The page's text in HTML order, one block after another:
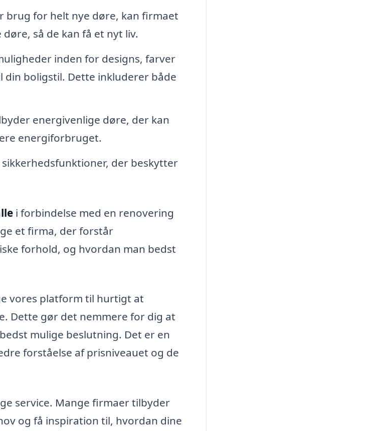
brug for helt nye døre, kan firmaet
så de kan få et nyt liv.
inden for designs, farver
din boligstil. Dette inkluderer både
energivenlige døre, der kan
energiforbruget.
der beskytter
i forbindelse med en renovering
et firma, der forstår
forhold, og hvordan man bedst
vores platform til hurtigt at
Dette gør det nemmere for dig at
mulige beslutning. Det er en
forståelse af prisniveauet og de
service. Mange firmaer tilbyder
og få inspiration til, hvordan dine